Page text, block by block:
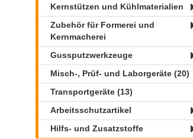
Kernstützen und Kühlmaterialien
Zubehör für Formerei und
Kernmacherei
Gussputzwerkzeuge
Misch-, Prüf- und Laborgeräte (20)
Transportgeräte (13)
Arbeitsschutzartikel
Hilfs- und Zusatzstoffe